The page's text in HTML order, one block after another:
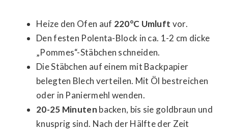
Heize den Ofen auf 220°C Umluft vor.
Den festen Polenta-Block in ca. 1-2 cm dicke
„Pommes“-Stäbchen schneiden.
Die Stäbchen auf einem mit Backpapier
belegten Blech verteilen. Mit Öl bestreichen
oder in Paniermehl wenden.
20-25 Minuten backen, bis sie goldbraun und
knusprig sind. Nach der Hälfte der Zeit